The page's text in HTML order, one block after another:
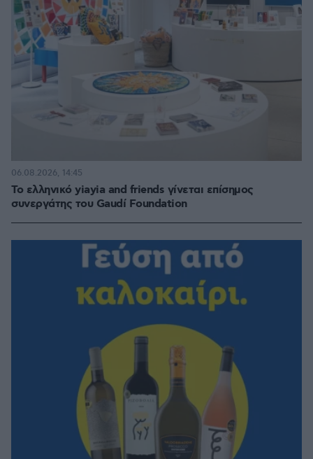
Το ελληνικό yiayia and friends γίνεται επίσημος
συνεργάτης του Gaudí Foundation
06.08.2026, 14:45